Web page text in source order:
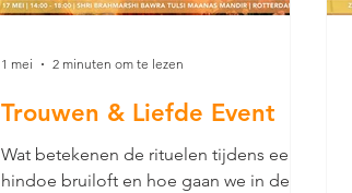
Trouwen & Liefde Event
Wat betekenen de rituelen tijdens een
hindoe bruiloft en hoe gaan we in de
1 mei 2 minuten om te lezen